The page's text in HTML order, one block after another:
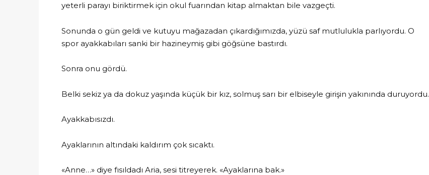
yeterli parayı biriktirmek için okul fuarından kitap almaktan bile vazgeçti.
Sonunda o gün geldi ve kutuyu mağazadan çıkardığımızda, yüzü saf mutlulukla parlıyordu. O
spor ayakkabıları sanki bir hazineymiş gibi göğsüne bastırdı.
Sonra onu gördü.
Belki sekiz ya da dokuz yaşında küçük bir kız, solmuş sarı bir elbiseyle girişin yakınında duruyordu.
Ayakkabısızdı.
Ayaklarının altındaki kaldırım çok sıcaktı.
«Anne…» diye fısıldadı Aria, sesi titreyerek. «Ayaklarına bak.»